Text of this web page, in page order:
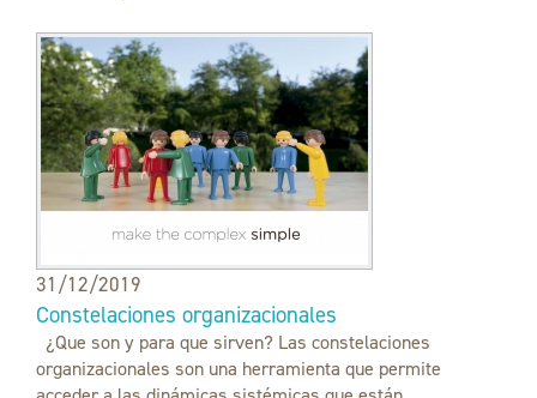
31/12/2019
Constelaciones organizacionales
¿Que son y para que sirven? Las constelaciones
organizacionales son una herramienta que permite